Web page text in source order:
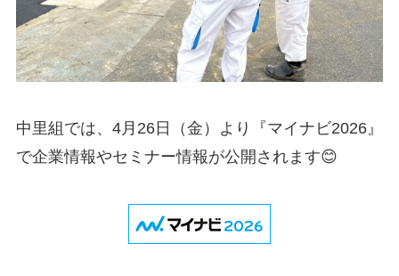
中里組では、4月26日（金）より『マイナビ2026』
で企業情報やセミナー情報が公開されます😊